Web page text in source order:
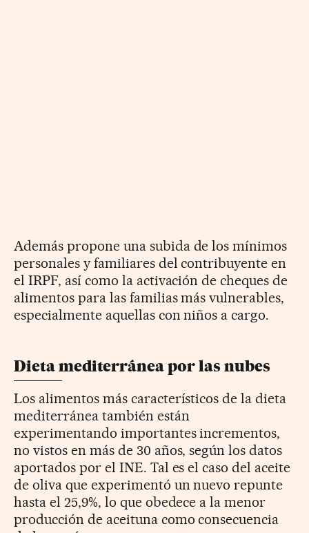
Además propone una subida de los mínimos
personales y familiares del contribuyente en
el IRPF, así como la activación de cheques de
alimentos para las familias más vulnerables,
especialmente aquellas con niños a cargo.
Dieta mediterránea por las nubes
Los alimentos más característicos de la dieta
mediterránea también están
experimentando importantes incrementos,
no vistos en más de 30 años, según los datos
aportados por el INE. Tal es el caso del aceite
de oliva que experimentó un nuevo repunte
hasta el 25,9%, lo que obedece a la menor
producción de aceituna como consecuencia